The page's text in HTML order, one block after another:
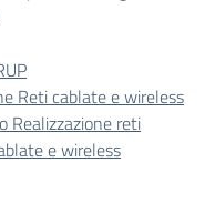
Reti cablate e wireless
Realizzazione reti
e wireless